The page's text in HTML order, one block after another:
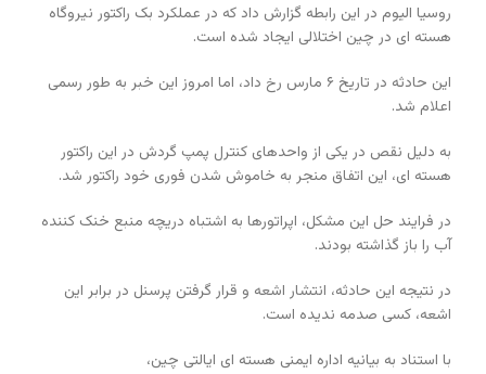
روسیا الیوم در این رابطه گزارش داد که در عملکرد بک راکتور نیروگاه
هسته ای در چین اختلالی ایجاد شده است.
این حادثه در تاریخ ۶ مارس رخ داد، اما امروز این خبر به طور رسمی
اعلام شد.
به دلیل نقص در یکی از واحدهای کنترل پمپ گردش در این راکتور
هسته ای، این اتفاق منجر به خاموش شدن فوری خود راکتور شد.
در فرایند حل این مشکل، اپراتورها به اشتباه دریچه منبع خنک کننده
آب را باز گذاشته بودند.
در نتیجه این حادثه، انتشار اشعه و قرار گرفتن پرسنل در برابر این
اشعه، کسی صدمه ندیده است.
با استناد به بیانیه اداره ایمنی هسته ای ایالتی چین،